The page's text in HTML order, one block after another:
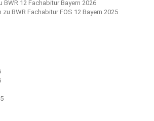
BWR 12 Fachabitur Bayern 2026
zu BWR Fachabitur FOS 12 Bayern 2025